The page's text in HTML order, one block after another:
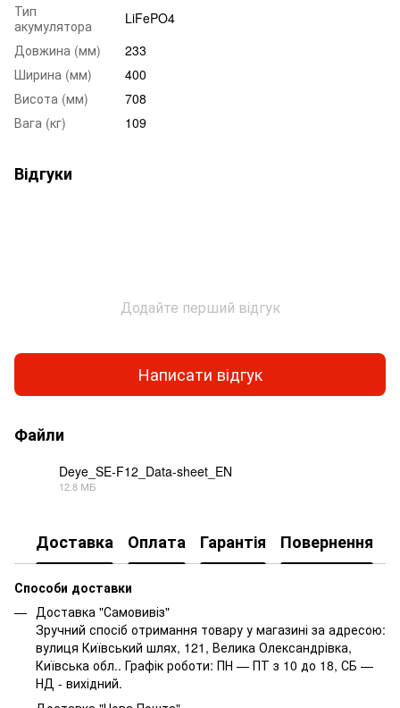
Тип
акумулятора
LiFePO4
Довжина (мм)
233
Ширина (мм)
400
Висота (мм)
708
Вага (кг)
109
Відгуки
Додайте перший відгук
Написати відгук
Файли
Deye_SE-F12_Data-sheet_EN
12.8 МБ
Доставка Оплата Гарантія Повернення
Способи доставки
Доставка "Самовивіз"
Зручний спосіб отримання товару у магазині за адресою:
вулиця Київський шлях, 121, Велика Олександрівка,
Київська обл.. Графік роботи: ПН — ПТ з 10 до 18, СБ —
НД - вихідний.